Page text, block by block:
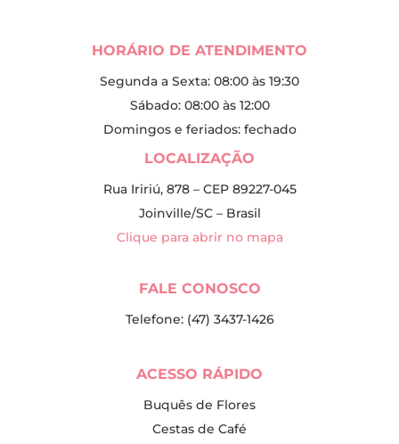
HORÁRIO DE ATENDIMENTO
Segunda a Sexta: 08:00 às 19:30
Sábado: 08:00 às 12:00
Domingos e feriados: fechado
LOCALIZAÇÃO
Rua Iririú, 878 – CEP 89227-045
Joinville/SC – Brasil
Clique para abrir no mapa
FALE CONOSCO
Telefone: (47) 3437-1426
ACESSO RÁPIDO
Buquês de Flores
Cestas de Café